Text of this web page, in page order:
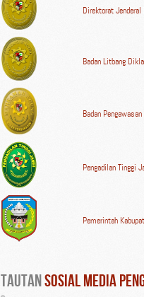
Direktorat Jenderal
Badan Litbang
Badan Pengawasan
Pengadilan Tinggi
Pemerintah
Tautan Sosial Media